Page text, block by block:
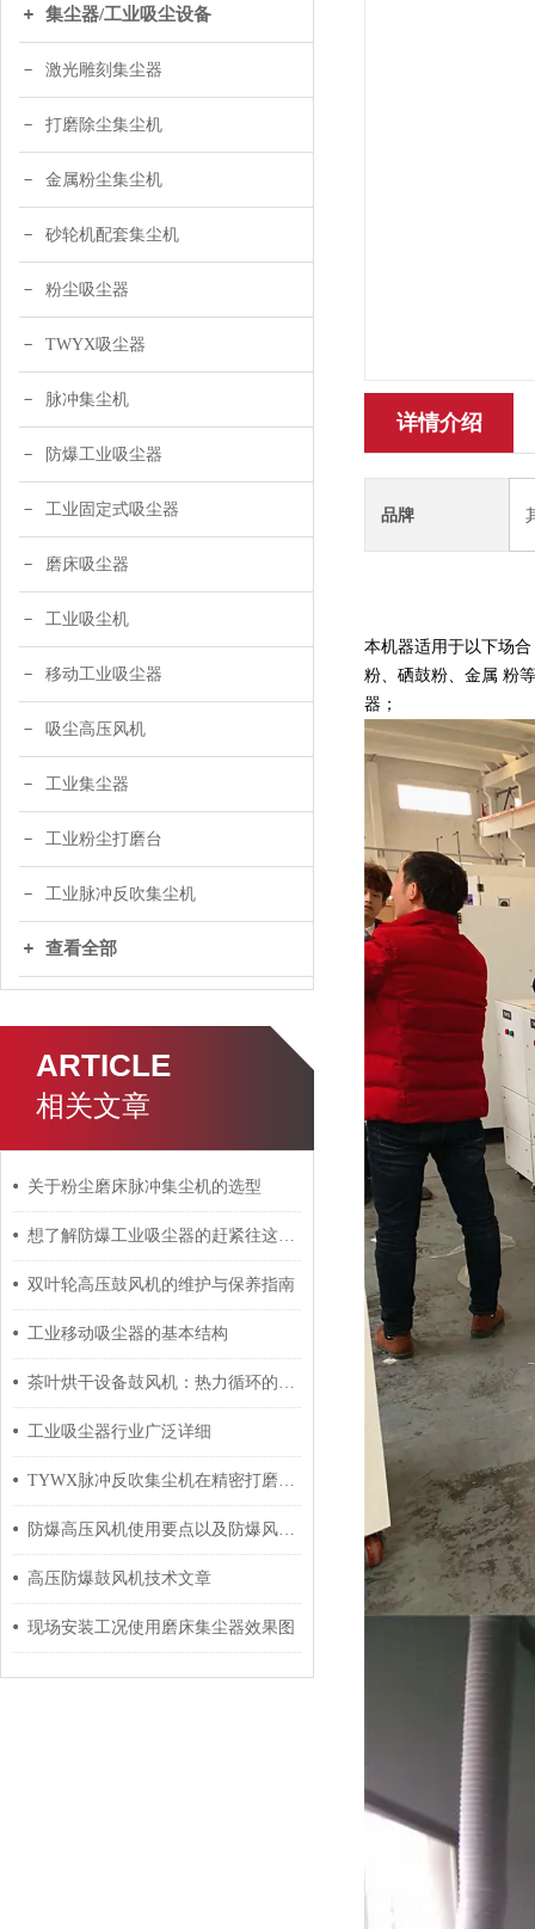
集尘器/工业吸尘设备
激光雕刻集尘器
打磨除尘集尘机
金属粉尘集尘机
砂轮机配套集尘机
粉尘吸尘器
TWYX吸尘器
脉冲集尘机
防爆工业吸尘器
工业固定式吸尘器
磨床吸尘器
工业吸尘机
移动工业吸尘器
吸尘高压风机
工业集尘器
工业粉尘打磨台
工业脉冲反吹集尘机
查看全部
ARTICLE
相关文章
关于粉尘磨床脉冲集尘机的选型
想了解防爆工业吸尘器的赶紧往这里看了
双叶轮高压鼓风机的维护与保养指南
工业移动吸尘器的基本结构
茶叶烘干设备鼓风机：热力循环的核心动力
工业吸尘器行业广泛详细
TYWX脉冲反吹集尘机在精密打磨灰尘配套设备选购指南
防爆高压风机使用要点以及防爆风机其他介绍
高压防爆鼓风机技术文章
现场安装工况使用磨床集尘器效果图
详情介绍
品牌
本机器适用于以下场
粉、硒鼓粉、金属 粉
器；